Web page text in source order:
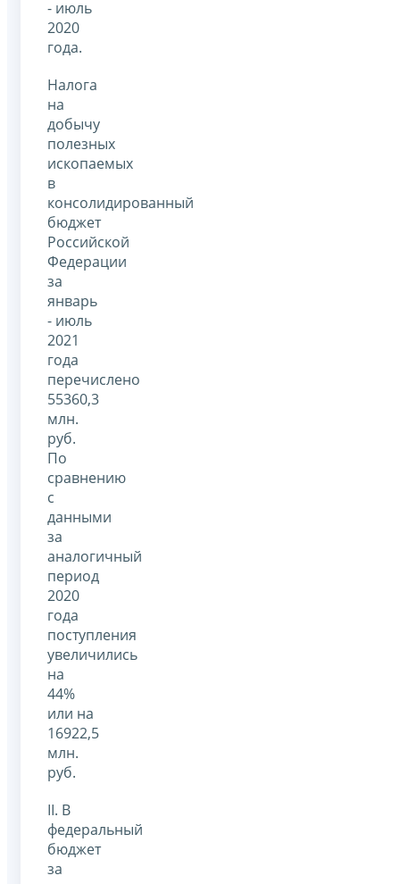
- июль
2020
года.
Налога
на
добычу
полезных
ископаемых
в
консолидированный
бюджет
Российской
Федерации
за
январь
- июль
2021
года
перечислено
55360,3
млн.
руб.
По
сравнению
с
данными
за
аналогичный
период
2020
года
поступления
увеличились
на
44%
или на
16922,5
млн.
руб.
II. В
федеральный
бюджет
за